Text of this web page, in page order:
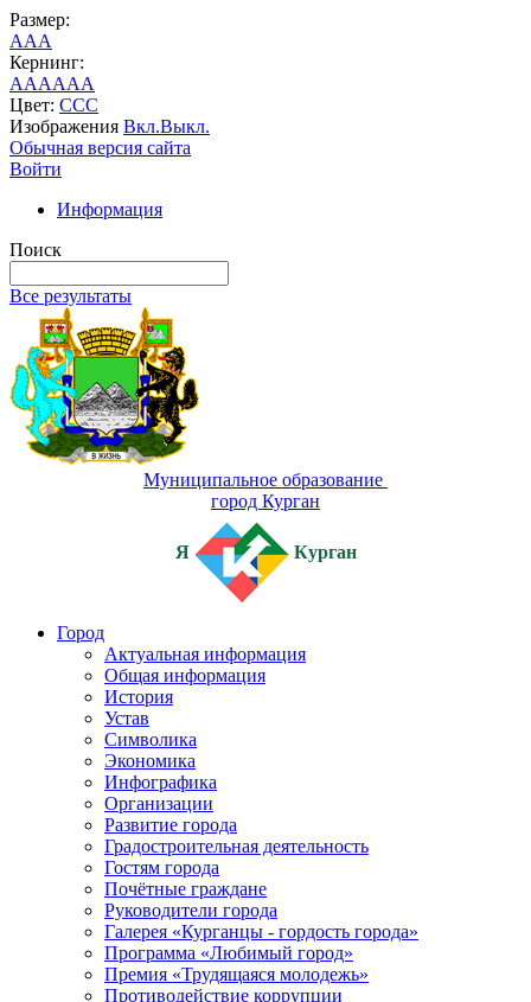
Размер:
AAA
Кернинг:
AAAAAA
Цвет: CCC
Изображения Вкл.Выкл.
Обычная версия сайта
Войти
Информация
Поиск
Все результаты
Муниципальное образование
город Курган
Я Курган
Город
Актуальная информация
Общая информация
История
Устав
Символика
Экономика
Инфографика
Организации
Развитие города
Градостроительная деятельность
Гостям города
Почётные граждане
Руководители города
Галерея «Курганцы - гордость города»
Программа «Любимый город»
Премия «Трудящаяся молодежь»
Противодействие коррупции